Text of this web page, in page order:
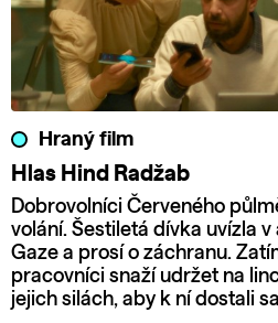
Hraný film
Hlas Hind Radžab
Dobrovolníci Červeného
volání. Šestiletá dívka uvízla
Gaze a prosí o záchranu.
pracovníci snaží udržet na
jejich silách, aby k ní dostali